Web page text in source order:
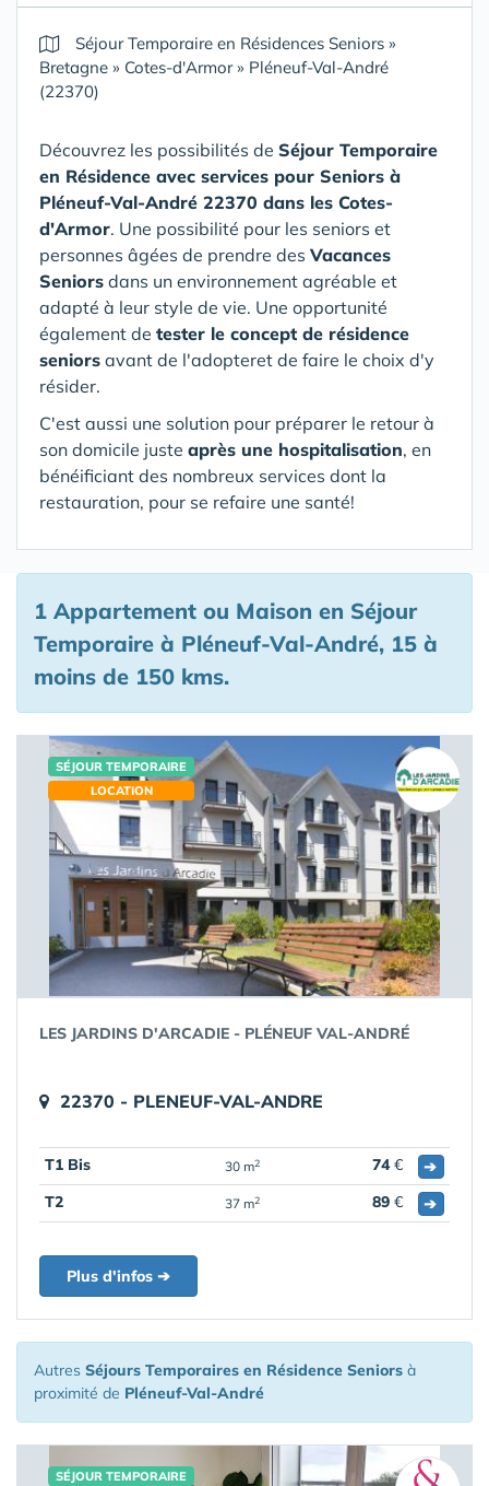
Séjour Temporaire en Résidences Seniors »
Bretagne » Cotes-d'Armor» Pléneuf-Val-André
(22370)
Découvrez les possibilités de Séjour Temporaire
en Résidence avec services pour Seniors à
Pléneuf-Val-André 22370 dans les Cotes-
d'Armor. Une possibilité pour les seniors et
personnes âgées de prendre des Vacances
Seniors dans un environnement agréable et
adapté à leur style de vie. Une opportunité
également de tester le concept de résidence
seniors avant de l'adopteret de faire le choix d'y
résider.
C'est aussi une solution pour préparer le retour à
son domicile juste après une hospitalisation, en
bénéificiant des nombreux services dont la
restauration, pour se refaire une santé!
1 Appartement ou Maison en Séjour
Temporaire à Pléneuf-Val-André, 15 à
moins de 150 kms.
SÉJOUR TEMPORAIRE
LOCATION
LES JARDINS D'ARCADIE - PLÉNEUF VAL-ANDRÉ
22370 - PLENEUF-VAL-ANDRE
T1 Bis 30 m2 74€
➔
T2
37 m2 89 € ➔
Plus d'infos ➔
Autres Séjours Temporaires en Résidence Seniors à
proximité de Pléneuf-Val-André
SÉJOUR TEMPORAIRE